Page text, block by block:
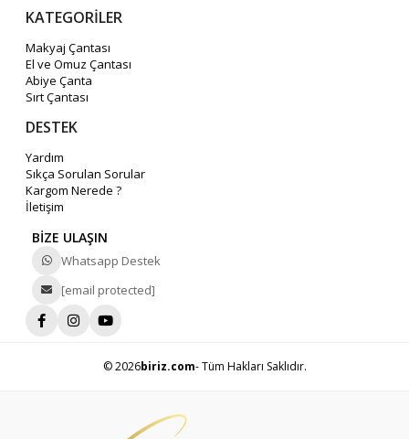
KATEGORİLER
Makyaj Çantası
El ve Omuz Çantası
Abiye Çanta
Sırt Çantası
DESTEK
Yardım
Sıkça Sorulan Sorular
Kargom Nerede ?
İletişim
BİZE ULAŞIN
Whatsapp Destek
[email protected]
© 2026biriz.com- Tüm Hakları Saklıdır.